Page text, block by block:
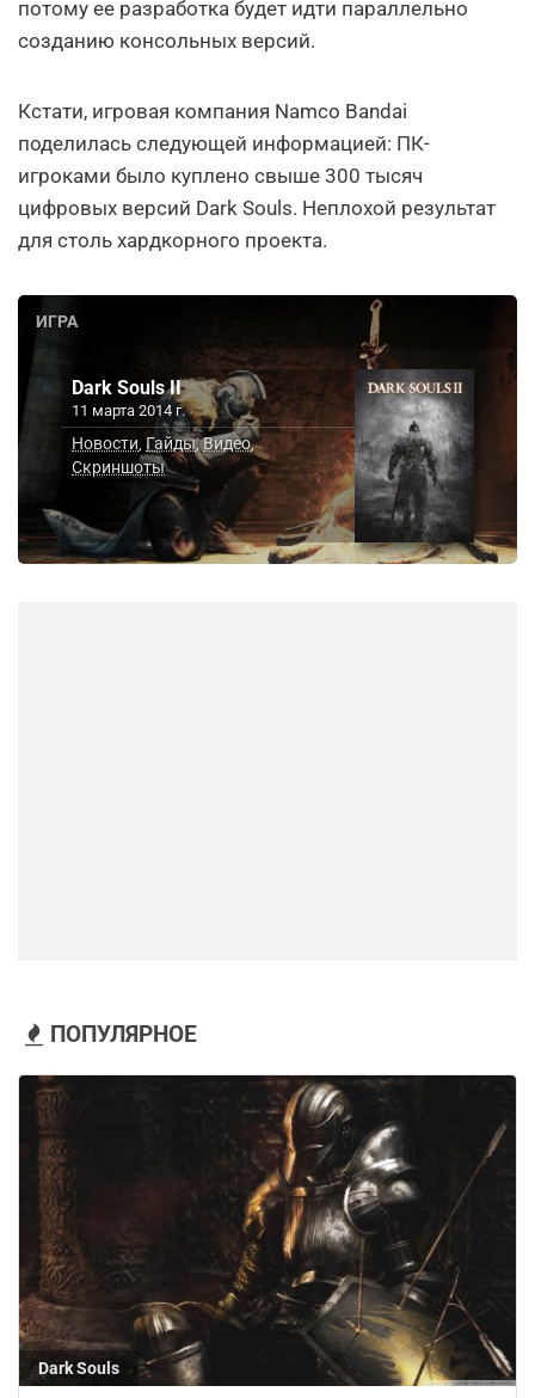
потому ее разработка будет идти параллельно
созданию консольных версий.
Кстати, игровая компания Namco Bandai
поделилась следующей информацией: ПК-
игроками было куплено свыше 300 тысяч
цифровых версий Dark Souls. Неплохой результат
для столь хардкорного проекта.
ИГРА
Dark Souls II
11 марта 2014 г.
Новости, Гайды,Видео,
Скриншоты
ПОПУЛЯРНОЕ
Dark Souls